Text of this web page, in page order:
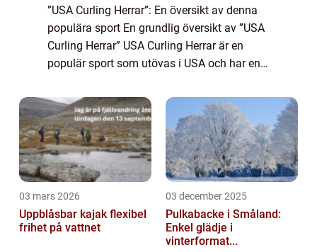
”USA Curling Herrar”: En översikt av denna
populära sport En grundlig översikt av ”USA
Curling Herrar” USA Curling Herrar är en
populär sport som utövas i USA och har en
ursprung i...
03 mars 2026
Uppblåsbar kajak flexibel
frihet på vattnet
03 december 2025
Pulkabacke i Småland:
Enkel glädje i
vinterformat...